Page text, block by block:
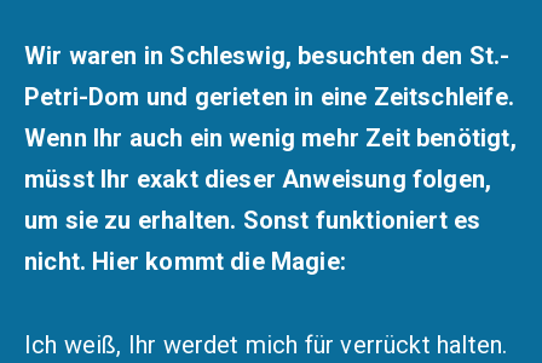
Sandra 3. September 2023
Wir waren in Schleswig, besuchten den St.-
Petri-Dom und gerieten in eine Zeitschleife.
Wenn Ihr auch ein wenig mehr Zeit benötigt,
müsst Ihr exakt dieser Anweisung folgen,
um sie zu erhalten. Sonst funktioniert es
nicht. Hier kommt die Magie:
Ich weiß, Ihr werdet mich für verrückt halten.